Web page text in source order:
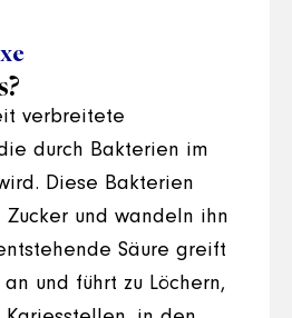
verbreitete
durch Bakterien im
Diese Bakterien
Zucker und wandeln ihn
Säure greift
und führt zu Löchern,